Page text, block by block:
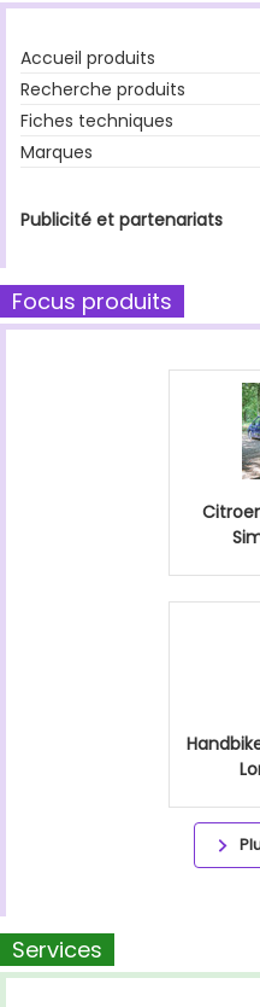
Accueil produits
Recherche produits
Fiches techniques
Marques
Publicité et partenariats
Focus produits
Services